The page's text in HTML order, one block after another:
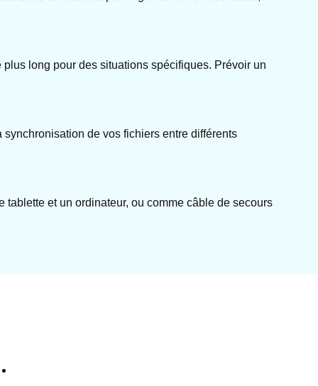
long pour des situations spécifiques. Prévoir un
de vos fichiers entre différents
et un ordinateur, ou comme câble de secours